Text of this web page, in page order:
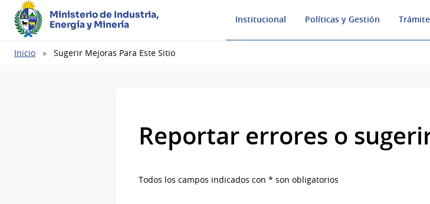
Ministerio de Industria,
Energía y Minería
Institucional Políticas y Gestión
Ruta
Inicio Sugerir Mejoras Para Este Sitio
Reportar errores o
Todos los campos indicados con * son obligatorios